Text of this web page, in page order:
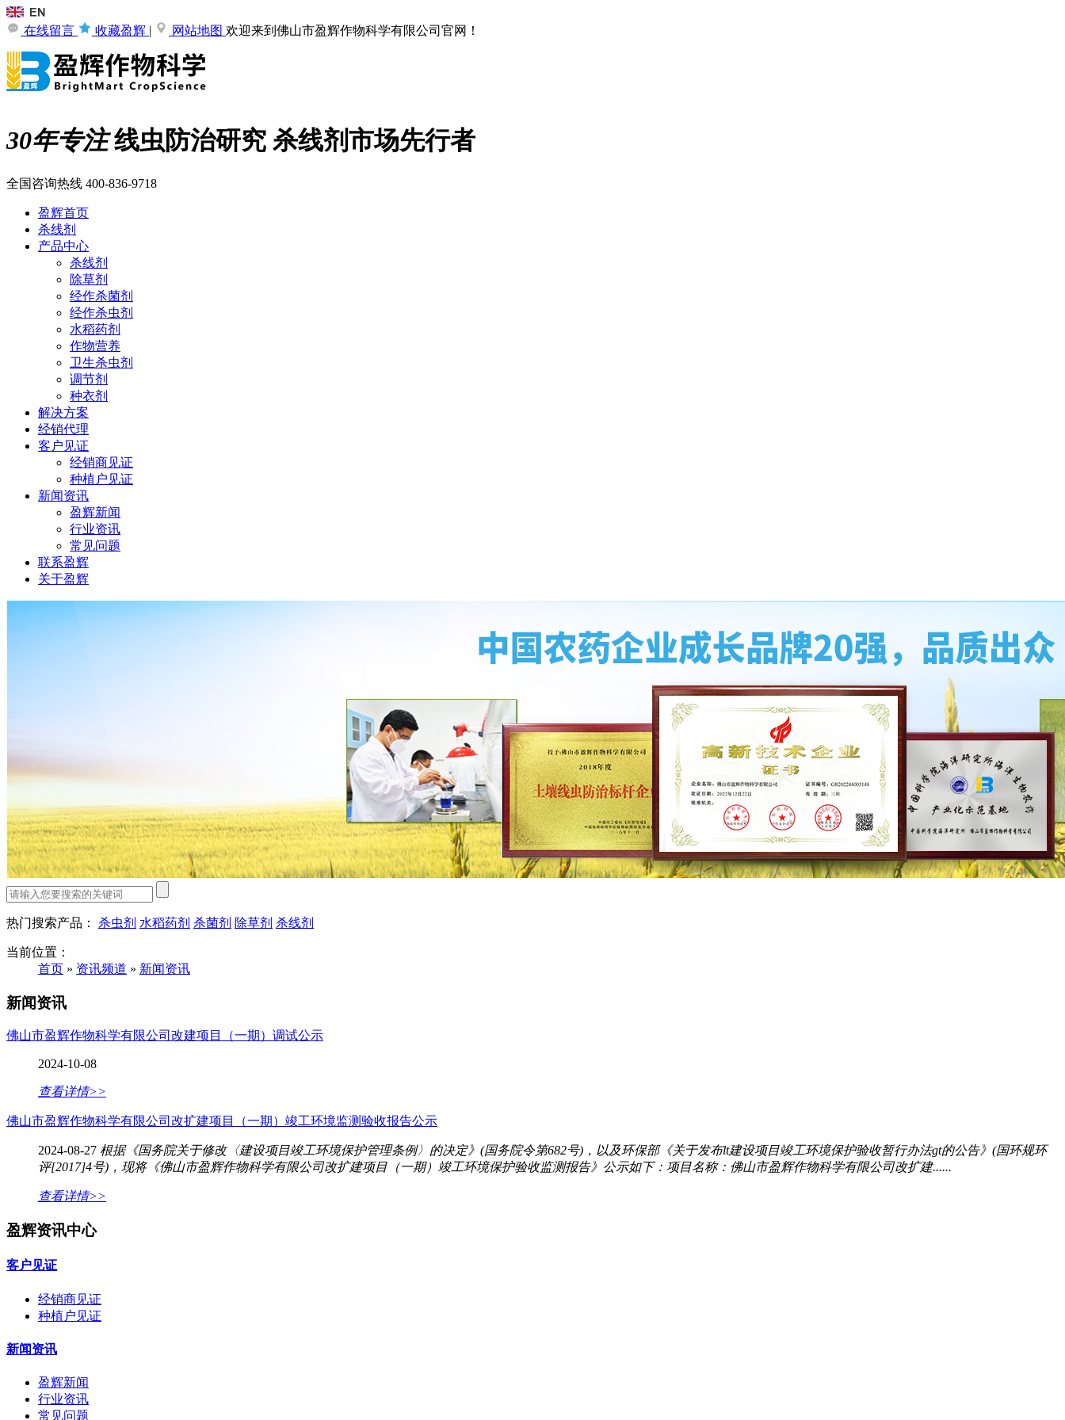
在线留言 收藏盈辉 | 网站地图 欢迎来到佛山市盈辉作物科学有限公司官网！
30年专注线虫防治研究 杀线剂市场先行者
全国咨询热线 400-836-9718
盈辉首页
杀线剂
产品中心
杀线剂
除草剂
经作杀菌剂
经作杀虫剂
水稻药剂
作物营养
卫生杀虫剂
调节剂
种衣剂
解决方案
经销代理
客户见证
经销商见证
种植户见证
新闻资讯
盈辉新闻
行业资讯
常见问题
联系盈辉
关于盈辉
热门搜索产品： 杀虫剂 水稻药剂 杀菌剂 除草剂 杀线剂
当前位置：
首页 » 资讯频道 » 新闻资讯
新闻资讯
佛山市盈辉作物科学有限公司改建项目（一期）调试公示
2024-10-08
查看详情>>
佛山市盈辉作物科学有限公司改扩建项目（一期）竣工环境监测验收报告公示
2024-08-27 根据《国务院关于修改〈建设项目竣工环境保护管理条例〉的决定》(国务院令第682号)，以及环保部《关于发布lt建设项目竣工环境保护验收暂行办法gt的公告》(国环规环
评[2017]4号)，现将《佛山市盈辉作物科学有限公司改扩建项目（一期）竣工环境保护验收监测报告》公示如下：项目名称：佛山市盈辉作物科学有限公司改扩建......
查看详情>>
盈辉资讯中心
客户见证
经销商见证
种植户见证
新闻资讯
盈辉新闻
行业资讯
常见问题